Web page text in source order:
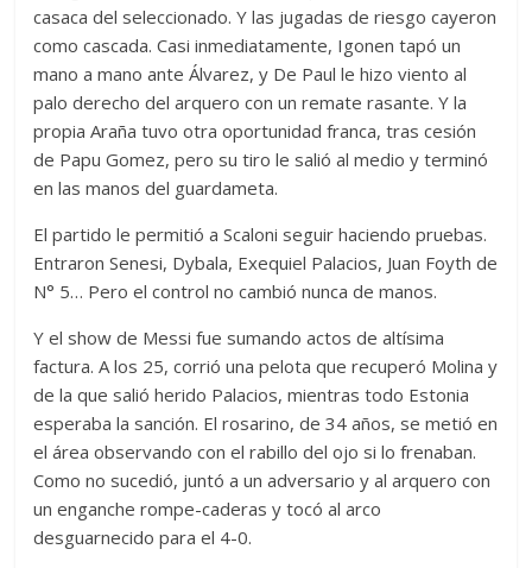
casaca del seleccionado. Y las jugadas de riesgo cayeron
como cascada. Casi inmediatamente, Igonen tapó un
mano a mano ante Álvarez, y De Paul le hizo viento al
palo derecho del arquero con un remate rasante. Y la
propia Araña tuvo otra oportunidad franca, tras cesión
de Papu Gomez, pero su tiro le salió al medio y terminó
en las manos del guardameta.
El partido le permitió a Scaloni seguir haciendo pruebas.
Entraron Senesi, Dybala, Exequiel Palacios, Juan Foyth de
N° 5… Pero el control no cambió nunca de manos.
Y el show de Messi fue sumando actos de altísima
factura. A los 25, corrió una pelota que recuperó Molina y
de la que salió herido Palacios, mientras todo Estonia
esperaba la sanción. El rosarino, de 34 años, se metió en
el área observando con el rabillo del ojo si lo frenaban.
Como no sucedió, juntó a un adversario y al arquero con
un enganche rompe-caderas y tocó al arco
desguarnecido para el 4-0.